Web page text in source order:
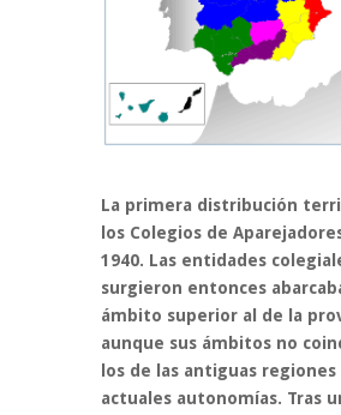
La primera distribución
los Colegios de
1940. Las entidades
surgieron entonces
ámbito superior al de la
aunque sus ámbitos no
los de las antiguas regiones
actuales autonomías. Tras